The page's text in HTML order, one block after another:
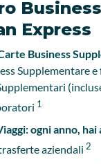
Business
Express
Business
Supplementare
1
ogni anno, hai
aziendali 2